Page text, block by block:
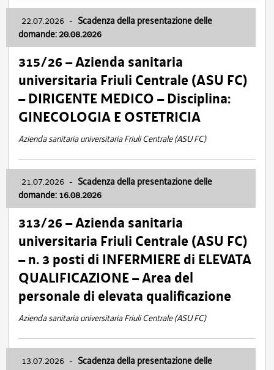
22.07.2026 - Scadenza della presentazione delle
domande: 20.08.2026
315/26 – Azienda sanitaria
universitaria Friuli Centrale (ASU FC)
– DIRIGENTE MEDICO – Disciplina:
GINECOLOGIA E OSTETRICIA
Azienda sanitaria universitaria Friuli Centrale (ASU FC)
21.07.2026 - Scadenza della presentazione delle
domande: 16.08.2026
313/26 – Azienda sanitaria
universitaria Friuli Centrale (ASU FC)
– n. 3 posti di INFERMIERE di ELEVATA
QUALIFICAZIONE – Area del
personale di elevata qualificazione
Azienda sanitaria universitaria Friuli Centrale (ASU FC)
13.07.2026 - Scadenza della presentazione delle